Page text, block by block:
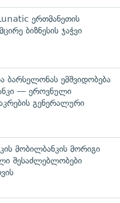
ერთმანეთის
ბიზნესის ჯაჭვი
ბარსელონას ემშვიდობება
— ეროვნული
გენერალური
მობილბანკის მორიგი
შესაძლებლობები